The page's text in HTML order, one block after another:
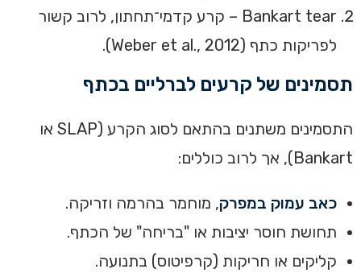
Bankart tear – קרע קדמי־תחתון, לרוב קשור
לפריקות כתף (Weber et al., 2012).
תסמינים של קרעים לברליים בכתף
התסמינים משתנים בהתאם לסוג הקרע (SLAP או
Bankart), אך לרוב כוללים:
כאב עמוק במפרק, מוחמר בהרמה וזריקה.
תחושת חוסר יציבות או "בריחה" של הכתף.
קליקים או חריקות (קרפיטוס) בתנועה.